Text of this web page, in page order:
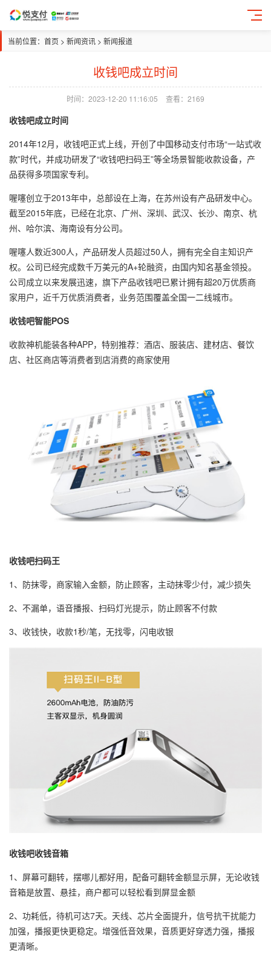
当前位置： 首页 > 新闻资讯 > 新闻报道
收钱吧成立时间
时间：2023-12-20 11:16:05 查看：2169
收钱吧成立时间
2014年12月，收钱吧正式上线，开创了中国移动支付市场“一站式收
款”时代，并成功研发了“收钱吧扫码王”等全场景智能收款设备，产
品获得多项国家专利。
喔噻创立于2013年中，总部设在上海，在苏州设有产品研发中心。
截至2015年底，已经在北京、广州、深圳、武汉、长沙、南京、杭
州、哈尔滨、海南设有分公司。
喔噻人数近300人，产品研发人员超过50人，拥有完全自主知识产
权。公司已经完成数千万美元的A+轮融资，由国内知名基金领投。
公司成立以来发展迅速，旗下产品收钱吧已累计拥有超20万优质商
家用户，近千万优质消费者，业务范围覆盖全国一二线城市。
收钱吧智能POS
收款神机能装各种APP，特别推荐：酒店、服装店、建材店、餐饮
店、社区商店等消费者到店消费的商家使用
收钱吧扫码王
1、防抹零，商家输入金额，防止顾客，主动抹零少付，减少损失
2、不漏单，语音播报、扫码灯光提示，防止顾客不付款
3、收钱快，收款1秒/笔，无找零，闪电收银
收钱吧收钱音箱
1、屏幕可翻转，摆哪儿都好用，配备可翻转金额显示屏，无论收钱
音箱是放置、悬挂，商户都可以轻松看到屏显金额
2、功耗低，待机可达7天。天线、芯片全面提升，信号抗干扰能力
加强，播报更快更稳定。增强低音效果，音质更好穿透力强，播报
更清晰。